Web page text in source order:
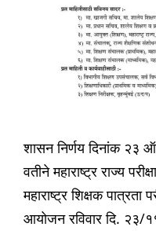
शासन निर्णय दिनांक २३
वतीने महाराष्ट्र राज्य
महाराष्ट्र शिक्षक पात्रता
आयोजन रविवार दि. २३/